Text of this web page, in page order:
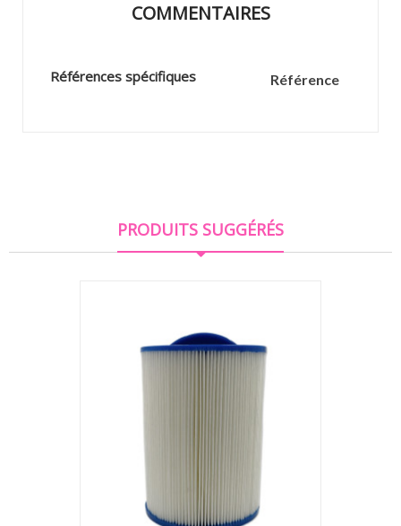
COMMENTAIRES
Référence
Références spécifiques
PRODUITS SUGGÉRÉS